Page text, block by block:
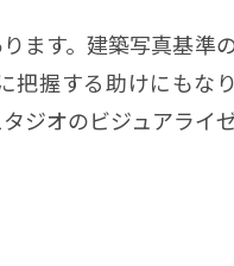
ます。建築写真基準
握する助けにもなり
ジオのビジュアライ